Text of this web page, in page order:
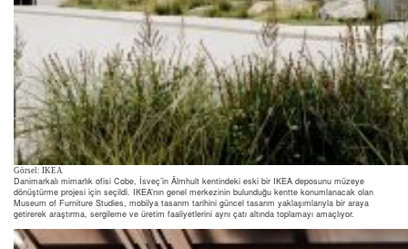
Görsel: IKEA
Danimarkalı mimarlık ofisi Cobe, İsveç’in Älmhult kentindeki eski bir IKEA deposunu müzeye
dönüştürme projesi için seçildi. IKEA’nın genel merkezinin bulunduğu kentte konumlanacak olan
Museum of Furniture Studies, mobilya tasarım tarihini güncel tasarım yaklaşımlarıyla bir araya
getirerek araştırma, sergileme ve üretim faaliyetlerini aynı çatı altında toplamayı amaçlıyor.